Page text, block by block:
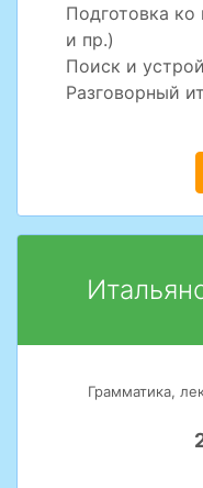
Подготовка ко
и пр.)
Поиск и
Разговорный
Грамматика,